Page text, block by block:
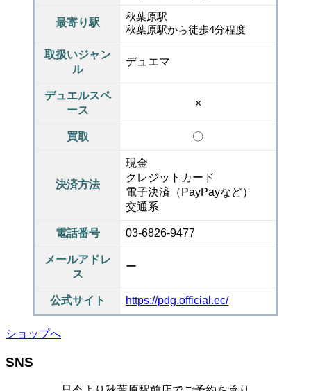
最寄り駅
秋葉原駅
秋葉原駅から徒歩4分程度
取扱いジャン
ル
デュエマ
デュエルスペ
ース
×
買取 〇
決済方法
現金
クレジットカード
電子決済（PayPayなど）
交通系
電話番号 03-6826-9477
メールアドレ
ス
ー
公式サイト https://pdg.official.ec/
ショップへ
SNS